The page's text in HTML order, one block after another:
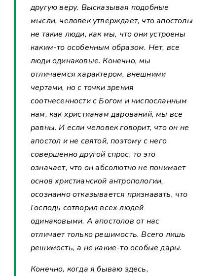
другую веру. Высказывая подобные
мысли, человек утверждает, что апостолы
не такие люди, как мы, что они устроены
каким-то особенным образом. Нет, все
люди одинаковые. Конечно, мы
отличаемся характером, внешними
чертами, но с точки зрения
соотнесенности с Богом и ниспосланным
нам, как христианам дарований, мы все
равны. И если человек говорит, что он не
апостол и не святой, поэтому с него
совершенно другой спрос, то это
означает, что он абсолютно не понимает
основ христианской антропологии,
осознанно отказывается признавать, что
Господь сотворил всех людей
одинаковыми. А апостолов от нас
отличает только решимость. Всего лишь
решимость, а не какие-то особые дары.
Конечно, когда я бываю здесь,